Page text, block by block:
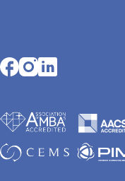
Opens in a new tab
Opens in a new tab
Opens in a new tab